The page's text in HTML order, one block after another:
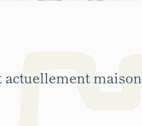
maison